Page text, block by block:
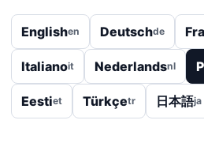
Englishen Deutschde
Italianoit Nederlandsnl
Eestiet Türkçetr 日本語ja